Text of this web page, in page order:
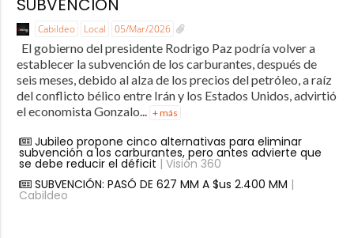
SUBVENCIÓN
Cabildeo Local 05/Mar/2026
El gobierno del presidente Rodrigo Paz podría volver a
establecer la subvención de los carburantes, después de
seis meses, debido al alza de los precios del petróleo, a raíz
del conflicto bélico entre Irán y los Estados Unidos, advirtió
el economista Gonzalo... + más
Jubileo propone cinco alternativas para eliminar
subvención a los carburantes, pero antes advierte que
se debe reducir el déficit | Visión 360
SUBVENCIÓN: PASÓ DE 627 MM A $us 2.400 MM |
Cabildeo